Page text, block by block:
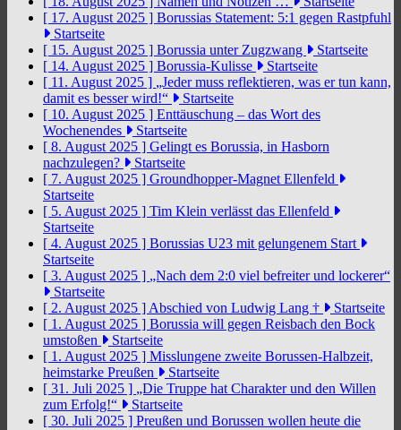
[ 17. August 2025 ] Borussias Statement: 5:1 gegen Rastpfuhl
Startseite
[ 15. August 2025 ] Borussia unter Zugzwang
Startseite
[ 14. August 2025 ] Borussia-Kulisse
Startseite
[ 11. August 2025 ] „Jeder muss reflektieren, was er tun kann,
damit es besser wird!“
Startseite
[ 10. August 2025 ] Enttäuschung – das Wort des
Wochenendes
Startseite
[ 8. August 2025 ] Gelingt es Borussia, in Hasborn
nachzulegen?
Startseite
[ 7. August 2025 ] Groundhopper-Magnet Ellenfeld
Startseite
[ 5. August 2025 ] Tim Klein verlässt das Ellenfeld
Startseite
[ 4. August 2025 ] Borussias U23 mit gelungenem Start
Startseite
[ 3. August 2025 ] „Nach dem 2:0 viel befreiter und lockerer“
Startseite
[ 2. August 2025 ] Abschied von Ludwig Lang †
Startseite
[ 1. August 2025 ] Borussia will gegen Reisbach den Bock
umstoßen
Startseite
[ 1. August 2025 ] Misslungene zweite Borussen-Halbzeit,
heimstarke Preußen
Startseite
[ 31. Juli 2025 ] „Die Truppe hat Charakter und den Willen
zum Erfolg!“
Startseite
[ 30. Juli 2025 ] Preußen und Borussen wollen heute die